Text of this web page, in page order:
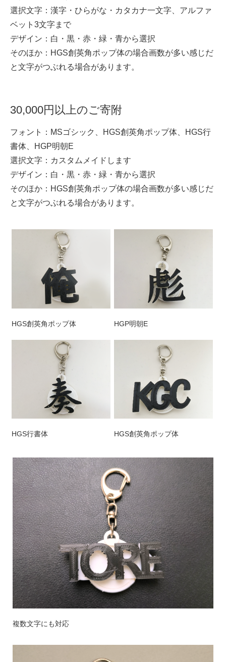
選択文字：漢字・ひらがな・カタカナ一文字、アルファ
ベット3文字まで
デザイン：白・黒・赤・緑・青から選択
そのほか：HGS創英角ポップ体の場合画数が多い感じだ
と文字がつぶれる場合があります。
30,000円以上のご寄附
フォント：MSゴシック、HGS創英角ポップ体、HGS行
書体、HGP明朝E
選択文字：カスタムメイドします
デザイン：白・黒・赤・緑・青から選択
そのほか：HGS創英角ポップ体の場合画数が多い感じだ
と文字がつぶれる場合があります。
HGS創英角ポップ体 HGP明朝E
HGS行書体 HGS創英角ポップ体
複数文字にも対応